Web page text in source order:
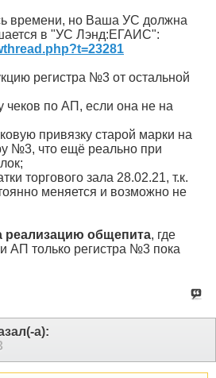
времени, но Ваша УС должна
в "УС Лэнд:ЕГАИС":
регистра №3 от остальной
чеков по АП, если она не на
привязку старой марки на
№3, что ещё реально при
торгового зала 28.02.21, т.к.
меняется и возможно не
реализацию общепита, где
АП только регистра №3 пока
а):